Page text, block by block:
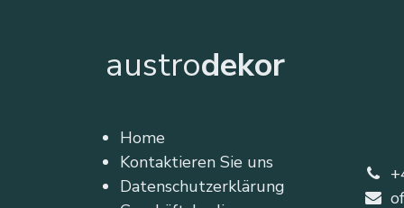
austrodekor
Home
Kontaktieren Sie uns
Datenschutzerklärung